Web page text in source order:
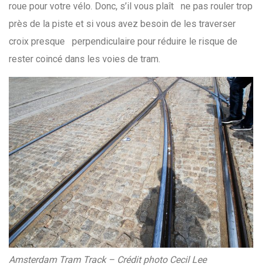
roue pour votre vélo. Donc, s’il vous plaît ne pas rouler trop
près de la piste et si vous avez besoin de les traverser
croix presque perpendiculaire pour réduire le risque de
rester coincé dans les voies de tram.
Amsterdam Tram Track – Crédit photo Cecil Lee